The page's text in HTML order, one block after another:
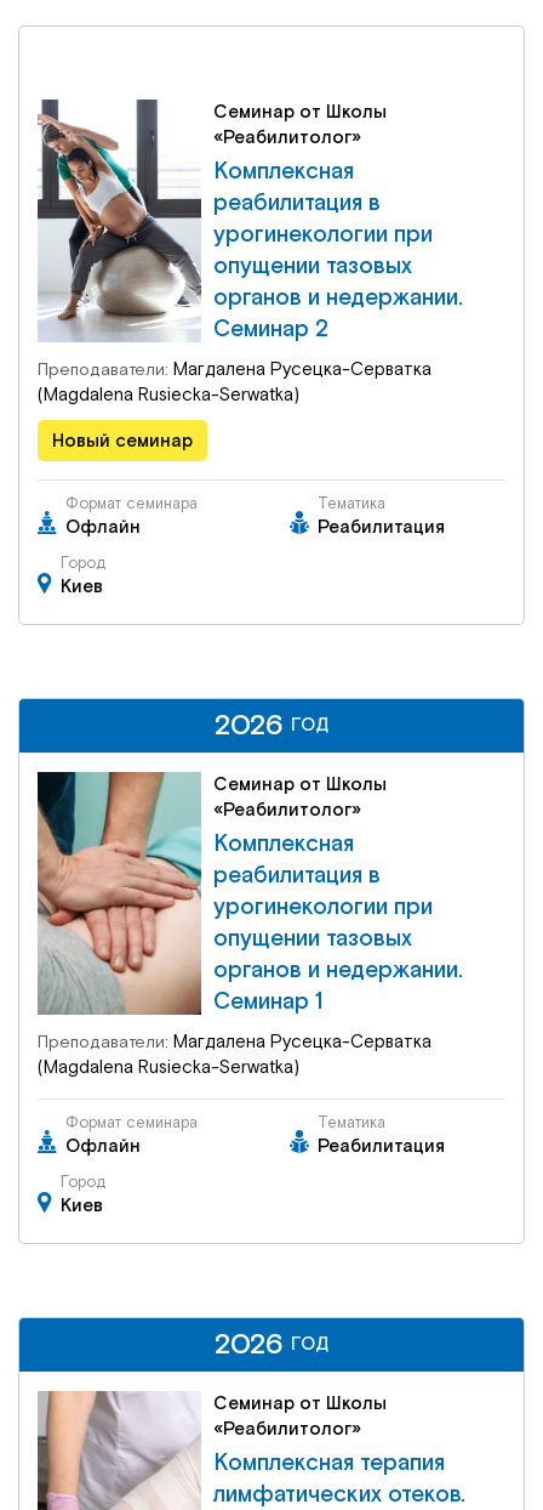
Семинар от Школы
«Реабилитолог»
Комплексная
реабилитация в
урогинекологии при
опущении тазовых
органов и недержании.
Семинар 2
Преподаватели: Магдалена Русецка-Серватка
(Magdalena Rusiecka-Serwatka)
Новый семинар
Формат семинара
Офлайн
Тематика
Реабилитация
Город
Киев
Семинар от Школы
«Реабилитолог»
Комплексная
реабилитация в
урогинекологии при
опущении тазовых
органов и недержании.
Семинар 1
Преподаватели: Магдалена Русецка-Серватка
(Magdalena Rusiecka-Serwatka)
Формат семинара
Офлайн
Тематика
Реабилитация
Город
Киев
2026 ГОД
2026 ГОД
Семинар от Школы
«Реабилитолог»
Комплексная терапия
лимфатических отеков.
2026 ГОД
2026 ГОД